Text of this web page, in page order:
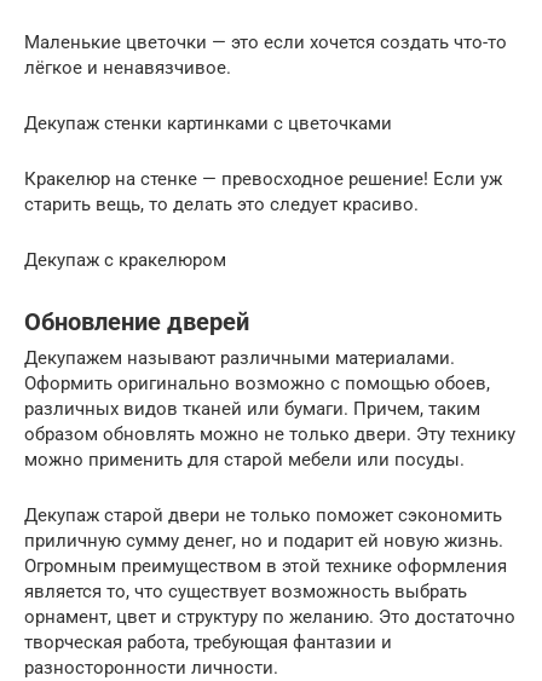
Маленькие цветочки — это если хочется создать что-то
лёгкое и ненавязчивое.
Декупаж стенки картинками с цветочками
Кракелюр на стенке — превосходное решение! Если уж
старить вещь, то делать это следует красиво.
Декупаж с кракелюром
Обновление дверей
Декупажем называют различными материалами.
Оформить оригинально возможно с помощью обоев,
различных видов тканей или бумаги. Причем, таким
образом обновлять можно не только двери. Эту технику
можно применить для старой мебели или посуды.
Декупаж старой двери не только поможет сэкономить
приличную сумму денег, но и подарит ей новую жизнь.
Огромным преимуществом в этой технике оформления
является то, что существует возможность выбрать
орнамент, цвет и структуру по желанию. Это достаточно
творческая работа, требующая фантазии и
разносторонности личности.